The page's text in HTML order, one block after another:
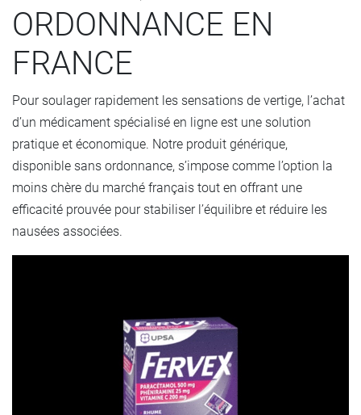
ORDONNANCE EN
FRANCE
Pour soulager rapidement les sensations de vertige, l’achat
d’un médicament spécialisé en ligne est une solution
pratique et économique. Notre produit générique,
disponible sans ordonnance, s’impose comme l’option la
moins chère du marché français tout en offrant une
efficacité prouvée pour stabiliser l’équilibre et réduire les
nausées associées.